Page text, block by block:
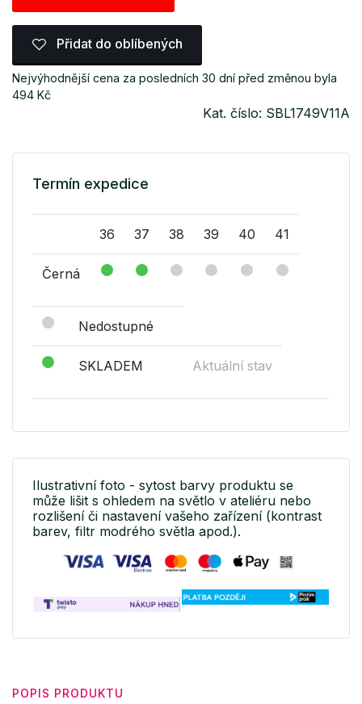
Přidat do oblíbených
Nejvýhodnější cena za posledních 30 dní před změnou byla
494 Kč
Kat. číslo: SBL1749V11A
Termín expedice
36 37 38 39 40 41
Černá
Nedostupné
SKLADEM Aktuální stav
Ilustrativní foto - sytost barvy produktu se
může lišit s ohledem na světlo v ateliéru nebo
rozlišení či nastavení vašeho zařízení (kontrast
barev, filtr modrého světla apod.).
POPIS PRODUKTU